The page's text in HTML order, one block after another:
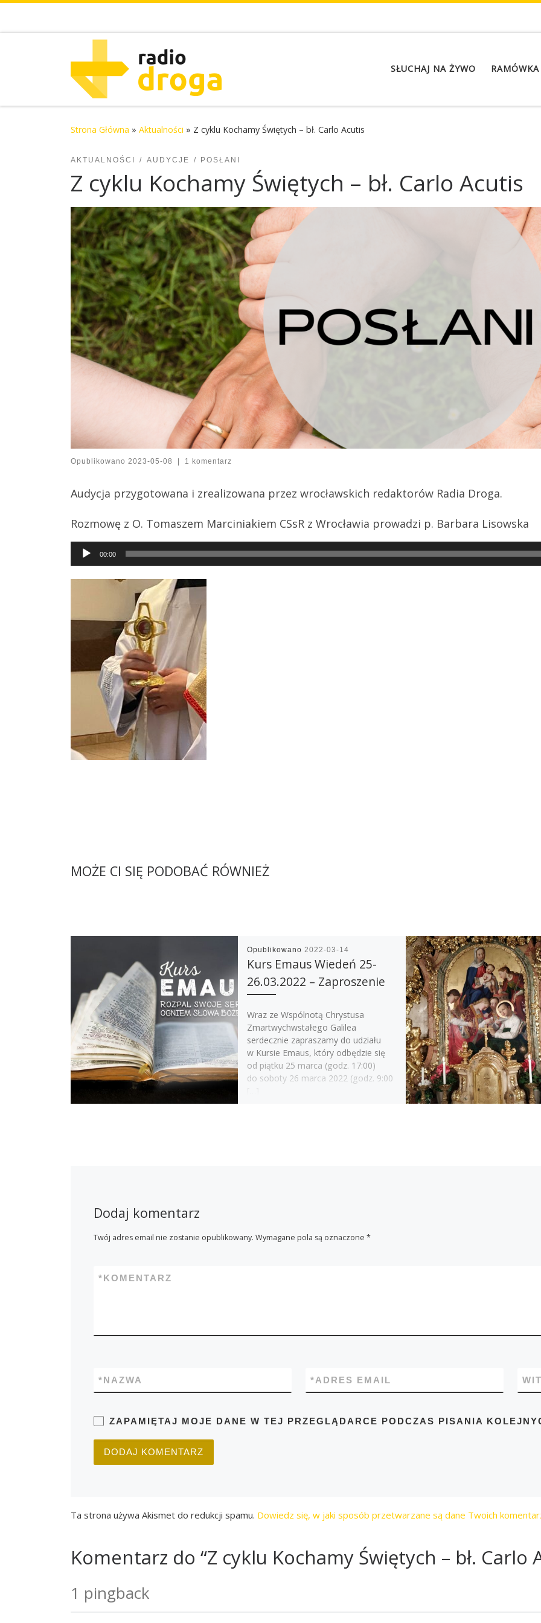
SŁUCHAJ NA ŻYWO RAMÓWKA
Strona Główna » Aktualności » Z cyklu Kochamy Świętych – bł. Carlo Acutis
AKTUALNOŚCI AUDYCJE POSŁANI
Z cyklu Kochamy Świętych – bł. Carlo Acutis
Opublikowano 2023-05-08 1 komentarz
Audycja przygotowana i zrealizowana przez wrocławskich redaktorów Radia Droga.
Rozmowę z O. Tomaszem Marciniakiem CSsR z Wrocławia prowadzi p. Barbara Lisowska
Audio
Player
00:00
MOŻE CI SIĘ PODOBAĆ RÓWNIEŻ
Opublikowano 2022-03-14
Kurs Emaus Wiedeń 25-
26.03.2022 – Zaproszenie
Wraz ze Wspólnotą Chrystusa
Zmartwychwstałego Galilea
serdecznie zapraszamy do udziału
w Kursie Emaus, który odbędzie się
od piątku 25 marca (godz. 17:00)
do soboty 26 marca 2022 (godz. 9:00
Dodaj komentarz
Twój adres email nie zostanie opublikowany. Wymagane pola są oznaczone *
KOMENTARZ
*
NAZWA
* ADRES EMAIL
*
ZAPAMIĘTAJ MOJE DANE W TEJ PRZEGLĄDARCE PODCZAS PISANIA
Ta strona używa Akismet do redukcji spamu. Dowiedz się, w jaki sposób przetwarzane są dane Twoich
Komentarz do “Z cyklu Kochamy Świętych – bł. Carlo
1 pingback